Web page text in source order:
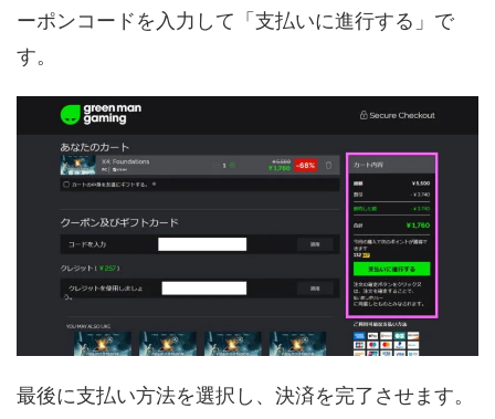
ーポンコードを入力して「支払いに進行する」で
す。
最後に支払い方法を選択し、決済を完了させます。